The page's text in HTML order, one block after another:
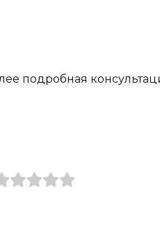
подробная